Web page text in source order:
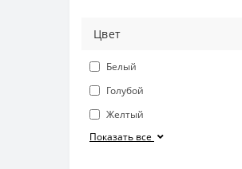
Цвет
Белый
Голубой
Желтый
Показать все